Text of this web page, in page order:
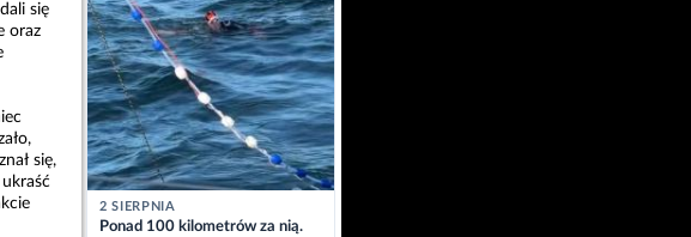
się
oraz
się,
2 SIERPNIA
Ponad 100 kilometrów za nią.